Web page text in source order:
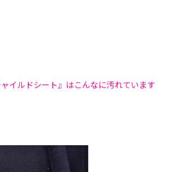
イルドシート』はこんなに汚れています